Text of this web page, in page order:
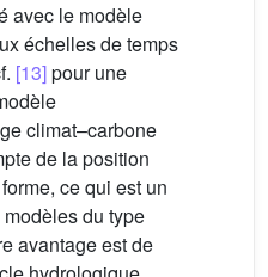
avec le modèle
échelles de temps
[13]pour une
climat–carbone
de la position
ce qui est un
du type
avantage est de